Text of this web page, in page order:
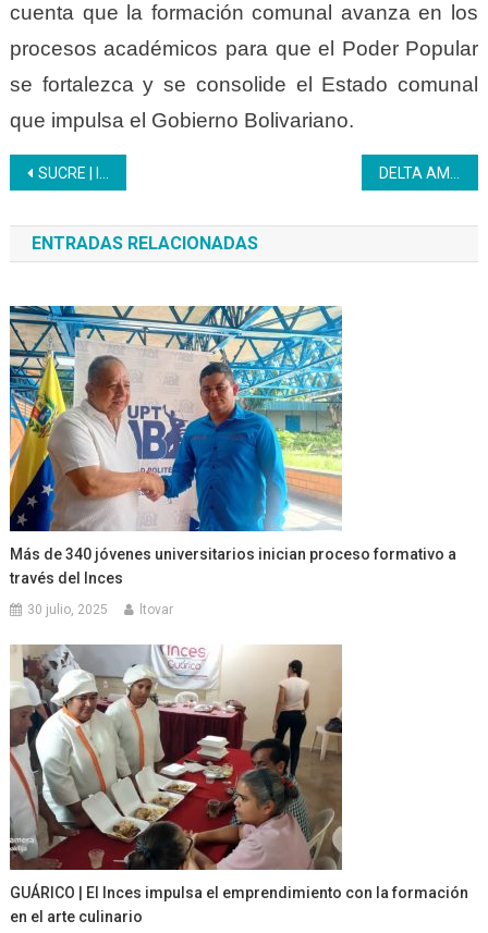
cuenta que la formación comunal avanza en los
procesos académicos para que el Poder Popular
se fortalezca y se consolide el Estado comunal
que impulsa el Gobierno Bolivariano.
Navegación
de
entradas
SUCRE | Inces forma al personal de Corpoelec
ENTRADAS RELACIONADAS
Más de 340 jóvenes universitarios inician proceso formativo a
través del Inces
30 julio, 2025 ltovar
GUÁRICO | El Inces impulsa el emprendimiento con la formación
en el arte culinario